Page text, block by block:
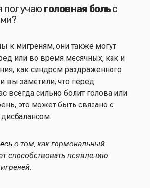
получаю головная больс
к мигреням, они также могут
или во время месячных, как и
как синдром раздраженного
вы заметили, что перед
всегда сильно болит голова или
это может быть связано с
о том, как гормональный
способствовать появлению